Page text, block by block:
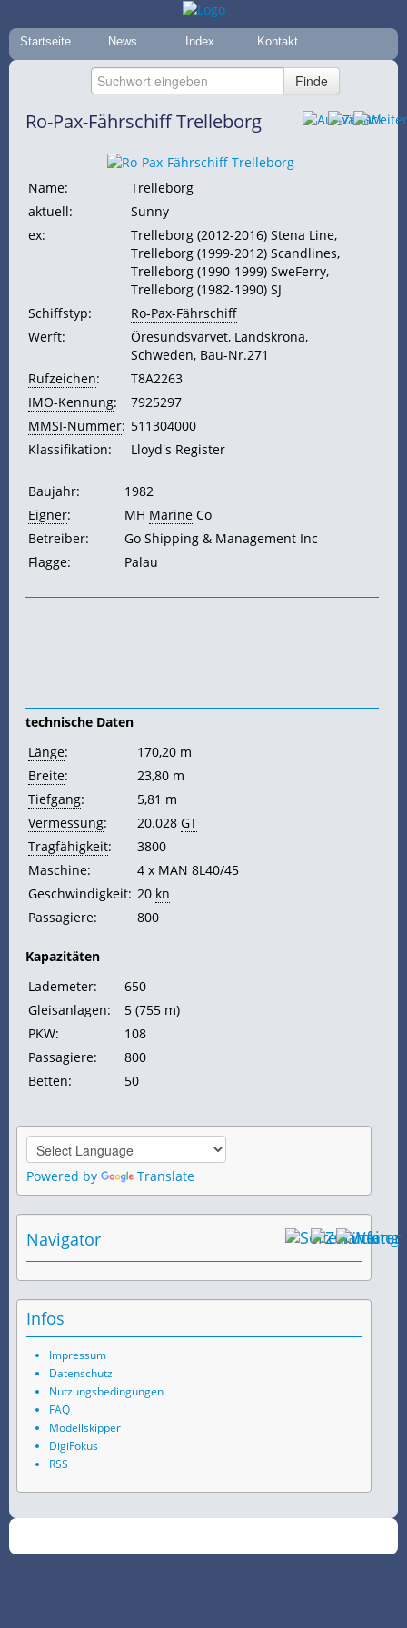
Startseite News Index Kontakt
Ro-Pax-Fährschiff Trelleborg
Name:
Trelleborg
aktuell:
Sunny
ex:
Trelleborg (2012-2016) Stena Line,
Trelleborg (1999-2012) Scandlines,
Trelleborg (1990-1999) SweFerry,
Trelleborg (1982-1990) SJ
Schiffstyp:
Ro-Pax-Fährschiff
Werft:
Öresundsvarvet, Landskrona,
Schweden, Bau-Nr.271
Rufzeichen:
T8A2263
IMO-Kennung:
7925297
MMSI-Nummer: 511304000
Klassifikation:
Lloyd's Register
Baujahr:
1982
Eigner: MH Marine Co
Betreiber:
Go Shipping & Management Inc
Flagge: Palau
technische Daten
Länge:
170,20 m
Breite:
23,80 m
Tiefgang:
5,81 m
Vermessung: 20.028 GT
Tragfähigkeit:
3800
Maschine:
4 x MAN 8L40/45
Geschwindigkeit: 20 kn
Passagiere:
800
Kapazitäten
Lademeter:
650
Gleisanlagen:
5 (755 m)
PKW:
108
Passagiere:
800
Betten:
50
Powered by Translate
Navigator
Infos
Impressum
Datenschutz
Nutzungsbedingungen
FAQ
Modellskipper
DigiFokus
RSS